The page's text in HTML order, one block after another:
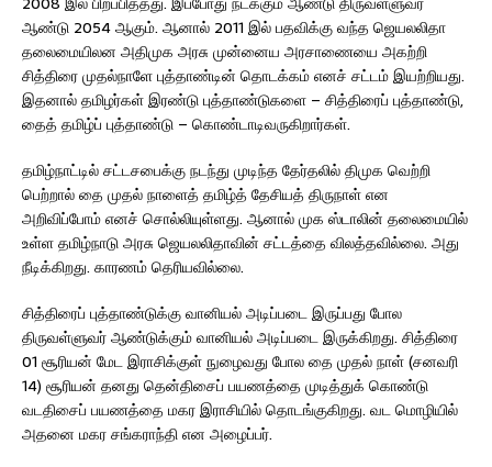
ஆண்டு 2054 ஆகும். ஆனால் 2011 இல் பதவிக்கு வந்த ஜெயலலிதா
தலைமையிலன அதிமுக அரசு முன்னைய அரசாணையை அகற்றி
சித்திரை முதல்நாளே புத்தாண்டின் தொடக்கம் எனச் சட்டம் இயற்றியது.
இதனால் தமிழர்கள் இரண்டு புத்தாண்டுகளை – சித்திரைப் புத்தாண்டு,
தைத் தமிழ்ப் புத்தாண்டு – கொண்டாடிவருகிறார்கள்.
தமிழ்நாட்டில் சட்டசபைக்கு நடந்து முடிந்த தேர்தலில் திமுக வெற்றி
பெற்றால் தை முதல் நாளைத் தமிழ்த் தேசியத் திருநாள் என
அறிவிப்போம் எனச் சொல்லியுள்ளது. ஆனால் முக ஸ்டாலின் தலைமையில்
உள்ள தமிழ்நாடு அரசு ஜெயலலிதாவின் சட்டத்தை விலத்தவில்லை. அது
நீடிக்கிறது. காரணம் தெரியவில்லை.
சித்திரைப் புத்தாண்டுக்கு வானியல் அடிப்படை இருப்பது போல
திருவள்ளுவர் ஆண்டுக்கும் வானியல் அடிப்படை இருக்கிறது. சித்திரை
01 சூரியன் மேட இராசிக்குள் நுழைவது போல தை முதல் நாள் (சனவரி
14) சூரியன் தனது தென்திசைப் பயணத்தை முடித்துக் கொண்டு
வடதிசைப் பயணத்தை மகர இராசியில் தொடங்குகிறது. வட மொழியில்
அதனை மகர சங்கராந்தி என அழைப்பர்.